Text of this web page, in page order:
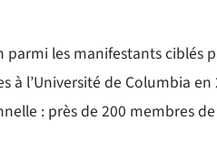
les manifestants ciblés
l’Université de Columbia en
: près de 200 membres